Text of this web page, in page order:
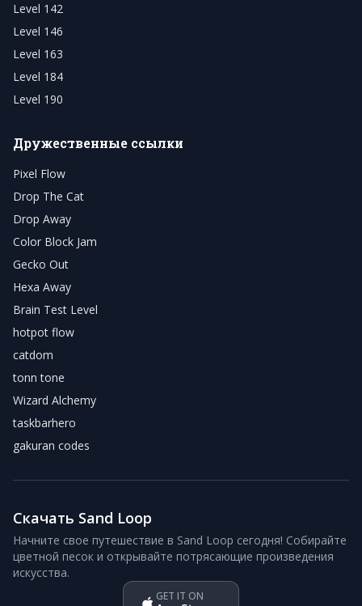
Level 142
Level 146
Level 163
Level 184
Level 190
Дружественные ссылки
Pixel Flow
Drop The Cat
Drop Away
Color Block Jam
Gecko Out
Hexa Away
Brain Test Level
hotpot flow
catdom
tonn tone
Wizard Alchemy
taskbarhero
gakuran codes
Скачать Sand Loop
Начните свое путешествие в Sand Loop сегодня! Собирайте
цветной песок и открывайте потрясающие произведения
искусства.
GET IT ON